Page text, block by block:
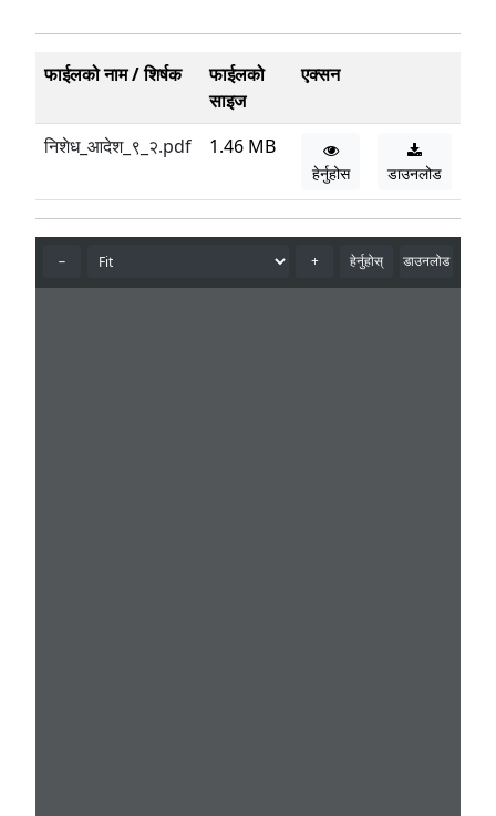
फाईलको नाम / शिर्षक
फाईलको
साइज
एक्सन
निशेध_आदेश_९_२.pdf 1.46 MB
हेर्नुहोस डाउनलोड